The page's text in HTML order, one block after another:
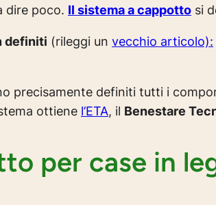
dire poco. Il sistema a cappotto si
definiti (rileggi un vecchio articolo):
precisamente definiti tutti i
ottiene l’ETA, il Benestare
per case in